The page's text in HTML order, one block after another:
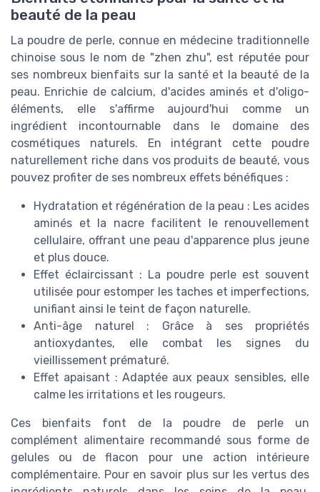
beauté de la peau
La poudre de perle, connue en médecine traditionnelle
chinoise sous le nom de "zhen zhu", est réputée pour
ses nombreux bienfaits sur la santé et la beauté de la
peau. Enrichie de calcium, d'acides aminés et d'oligo-
éléments, elle s'affirme aujourd'hui comme un
ingrédient incontournable dans le domaine des
cosmétiques naturels. En intégrant cette poudre
naturellement riche dans vos produits de beauté, vous
pouvez profiter de ses nombreux effets bénéfiques :
Hydratation et régénération de la peau : Les acides
aminés et la nacre facilitent le renouvellement
cellulaire, offrant une peau d'apparence plus jeune
et plus douce.
Effet éclaircissant : La poudre perle est souvent
utilisée pour estomper les taches et imperfections,
unifiant ainsi le teint de façon naturelle.
Anti-âge naturel : Grâce à ses propriétés
antioxydantes, elle combat les signes du
vieillissement prématuré.
Effet apaisant : Adaptée aux peaux sensibles, elle
calme les irritations et les rougeurs.
Ces bienfaits font de la poudre de perle un
complément alimentaire recommandé sous forme de
gelules ou de flacon pour une action intérieure
complémentaire. Pour en savoir plus sur les vertus des